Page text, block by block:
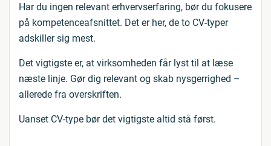
Har du ingen relevant erhvervserfaring, bør du fokusere
på kompetenceafsnittet. Det er her, de to CV-typer
adskiller sig mest.
Det vigtigste er, at virksomheden får lyst til at læse
næste linje. Gør dig relevant og skab nysgerrighed –
allerede fra overskriften.
Uanset CV-type bør det vigtigste altid stå først.